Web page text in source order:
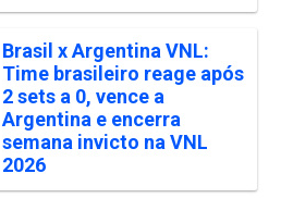
Brasil x Argentina VNL:
Time brasileiro reage após
2 sets a 0, vence a
Argentina e encerra
semana invicto na VNL
2026